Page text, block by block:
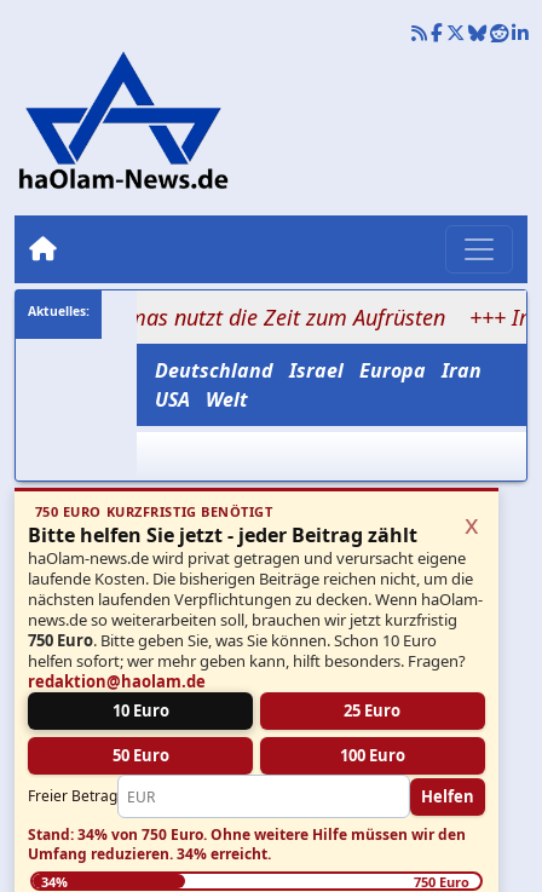
Hamas nutzt die Zeit zum Aufrüsten +++ Im
Deutschland Israel Europa Iran
USA
Welt
750 EURO KURZFRISTIG BENÖTIGT
Bitte helfen Sie jetzt - jeder Beitrag zählt
haOlam-news.de wird privat getragen und verursacht eigene
laufende Kosten. Die bisherigen Beiträge reichen nicht, um die
nächsten laufenden Verpflichtungen zu decken. Wenn haOlam-
news.de so weiterarbeiten soll, brauchen wir jetzt kurzfristig
750 Euro. Bitte geben Sie, was Sie können. Schon 10 Euro
helfen sofort; wer mehr geben kann, hilft besonders. Fragen?
redaktion@haolam.de
10 Euro
25 Euro
50 Euro 100 Euro
Freier Betrag Helfen
x
Stand: 34% von 750 Euro.Ohne weitere Hilfe müssen wir den
Umfang reduzieren.34% erreicht.
34% 750 Euro